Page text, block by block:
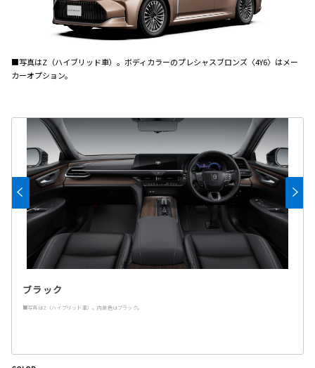
■写真はZ（ハイブリッド車）。ボディカラーのプレシャスブロンズ〈4Y6〉はメー
カーオプション。
ブラック
■写真はZ（ハイブリッド車）。内装色はブラック。